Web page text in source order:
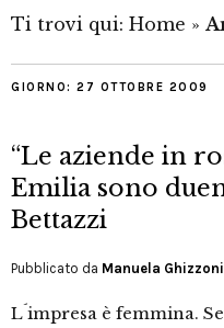
Ti trovi qui: Home »
GIORNO: 27 OTTOBRE 2009
“Le aziende in
Emilia sono
Bettazzi
Pubblicato da Manuela Ghizzoni
L´impresa è femmina.